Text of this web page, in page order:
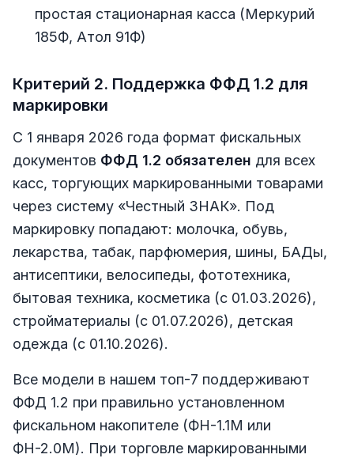
простая стационарная касса (Меркурий
185Ф, Атол 91Ф)
Критерий 2. Поддержка ФФД 1.2 для
маркировки
С 1 января 2026 года формат фискальных
документов ФФД 1.2 обязателен для всех
касс, торгующих маркированными товарами
через систему «Честный ЗНАК». Под
маркировку попадают: молочка, обувь,
лекарства, табак, парфюмерия, шины, БАДы,
антисептики, велосипеды, фототехника,
бытовая техника, косметика (с 01.03.2026),
стройматериалы (с 01.07.2026), детская
одежда (с 01.10.2026).
Все модели в нашем топ-7 поддерживают
ФФД 1.2 при правильно установленном
фискальном накопителе (ФН-1.1М или
ФН-2.0М). При торговле маркированными